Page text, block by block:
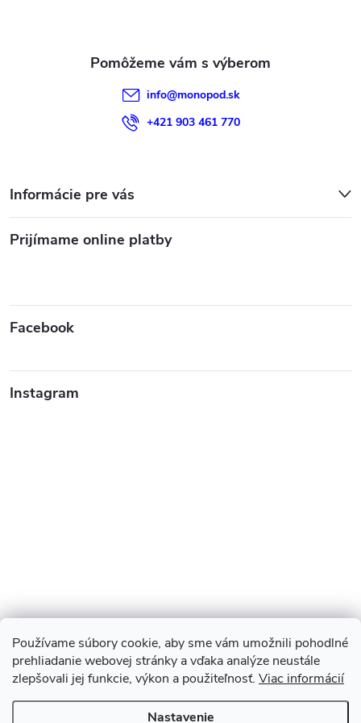
Používame súbory cookie, aby sme vám umožnili pohodlné
prehliadanie webovej stránky a vďaka analýze neustále
zlepšovali jej funkcie, výkon a použiteľnosť. Viac informácií
Nastavenie
info@monopod.sk
+421 903 461 770
Informácie pre vás
Prijímame online platby
Facebook
Instagram
Sledovať na Instagrame